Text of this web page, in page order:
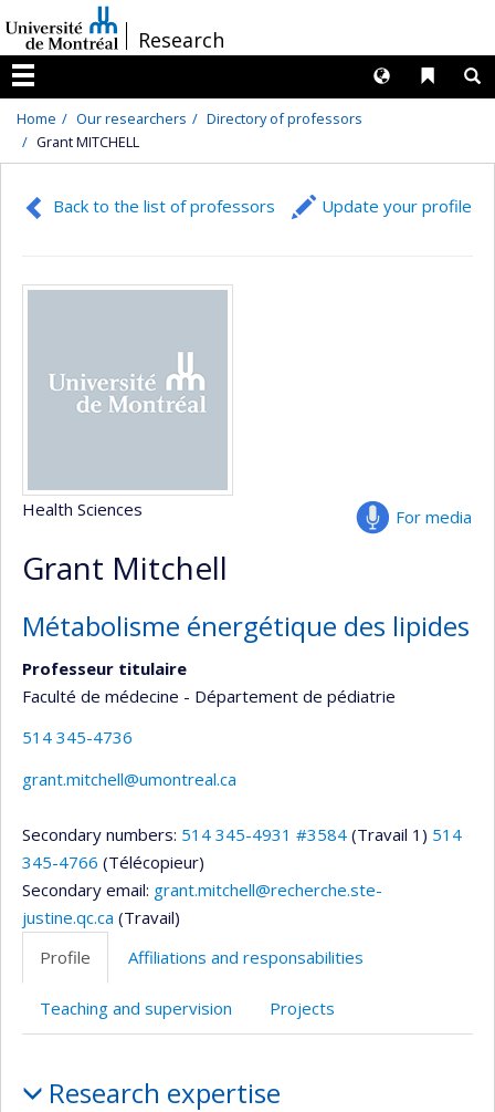
au
contenu
/Research
Menu
Liens
Langues
Home Our researchers
Directory of professors
Grant MITCHELL
Back to the list of professors Update your profile
For media
Health Sciences
Grant Mitchell
Métabolisme énergétique des lipides
Professeur titulaire
Faculté de médecine - Département de pédiatrie
514 345-4736
grant.mitchell@umontreal.ca
Secondary numbers: 514 345-4931 #3584 (Travail 1) 514
345-4766 (Télécopieur)
Secondary email: grant.mitchell@recherche.ste-
justine.qc.ca (Travail)
Profile
Affiliations and responsabilities
Teaching and supervision Projects
Research expertise